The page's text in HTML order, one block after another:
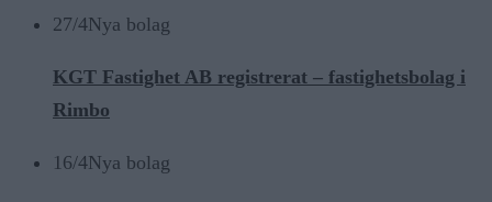
27/4Nya bolag
KGT Fastighet AB registrerat – fastighetsbolag i
Rimbo
16/4Nya bolag